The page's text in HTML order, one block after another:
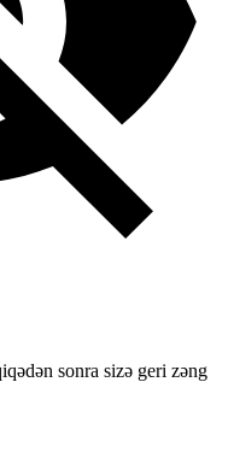
sonra sizə geri zəng